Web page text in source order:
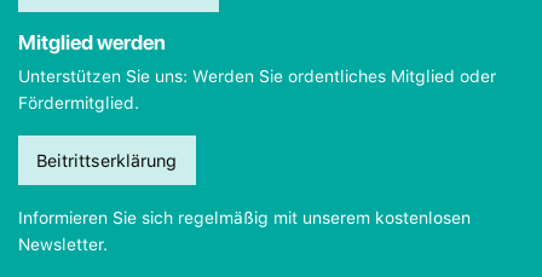
Mitglied werden
Unterstützen Sie uns: Werden Sie ordentliches Mitglied oder
Fördermitglied.
Beitrittserklärung
Informieren Sie sich regelmäßig mit unserem kostenlosen
Newsletter.